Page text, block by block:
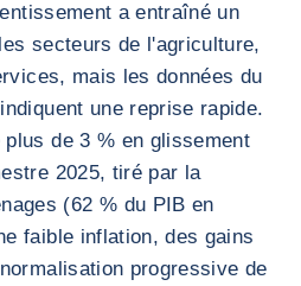
a entraîné un
secteurs de l'agriculture,
mais les données du
une reprise rapide.
de 3 % en glissement
2025, tiré par la
(62 % du PIB en
faible inflation, des gains
progressive de